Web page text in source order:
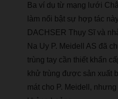
Ba ví d ụ từ mạng l ưới Châ
àm nổi bật sự hợp tác nà
DACHSER Thụy Sĩvà nh
Na Uy P. Meidell AS đã
trùng tay cần thiết khẩn cấ
khử trùng được sản xuất b
mát cho P. Meidell, nhưng